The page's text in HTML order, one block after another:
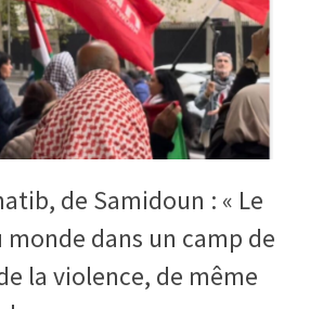
de Samidoun : « Le
dans un camp de
la violence, de même